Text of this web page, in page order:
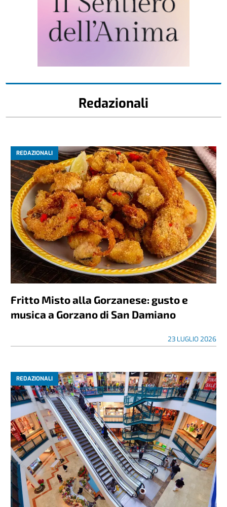
Redazionali
REDAZIONALI
Fritto Misto alla Gorzanese: gusto e
musica a Gorzano di San Damiano
23 LUGLIO 2026
REDAZIONALI